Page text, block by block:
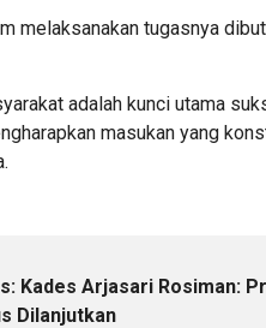
melaksanakan tugasnya
adalah kunci utama
masukan yang
Kades Arjasari Rosiman:
Dilanjutkan